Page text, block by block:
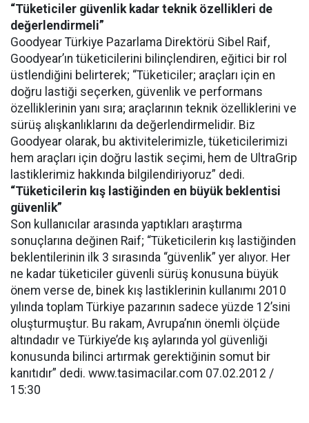
“Tüketiciler güvenlik kadar teknik özellikleri de
değerlendirmeli”
Goodyear Türkiye Pazarlama Direktörü Sibel Raif,
Goodyear’ın tüketicilerini bilinçlendiren, eğitici bir rol
üstlendiğini belirterek; “Tüketiciler; araçları için en
doğru lastiği seçerken, güvenlik ve performans
özelliklerinin yanı sıra; araçlarının teknik özelliklerini ve
sürüş alışkanlıklarını da değerlendirmelidir. Biz
Goodyear olarak, bu aktivitelerimizle, tüketicilerimizi
hem araçları için doğru lastik seçimi, hem de UltraGrip
lastiklerimiz hakkında bilgilendiriyoruz” dedi.
“Tüketicilerin kış lastiğinden en büyük beklentisi
güvenlik”
Son kullanıcılar arasında yaptıkları araştırma
sonuçlarına değinen Raif; “Tüketicilerin kış lastiğinden
beklentilerinin ilk 3 sırasında “güvenlik” yer alıyor. Her
ne kadar tüketiciler güvenli sürüş konusuna büyük
önem verse de, binek kış lastiklerinin kullanımı 2010
yılında toplam Türkiye pazarının sadece yüzde 12’sini
oluşturmuştur. Bu rakam, Avrupa’nın önemli ölçüde
altındadır ve Türkiye’de kış aylarında yol güvenliği
konusunda bilinci artırmak gerektiğinin somut bir
kanıtıdır” dedi. www.tasimacilar.com 07.02.2012 /
15:30